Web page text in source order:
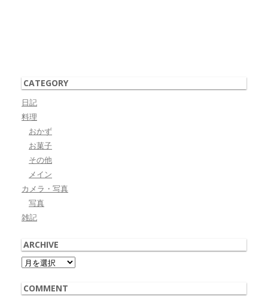
CATEGORY
日記
料理
おかず
お菓子
その他
メイン
カメラ・写真
写真
雑記
ARCHIVE
Archive
COMMENT